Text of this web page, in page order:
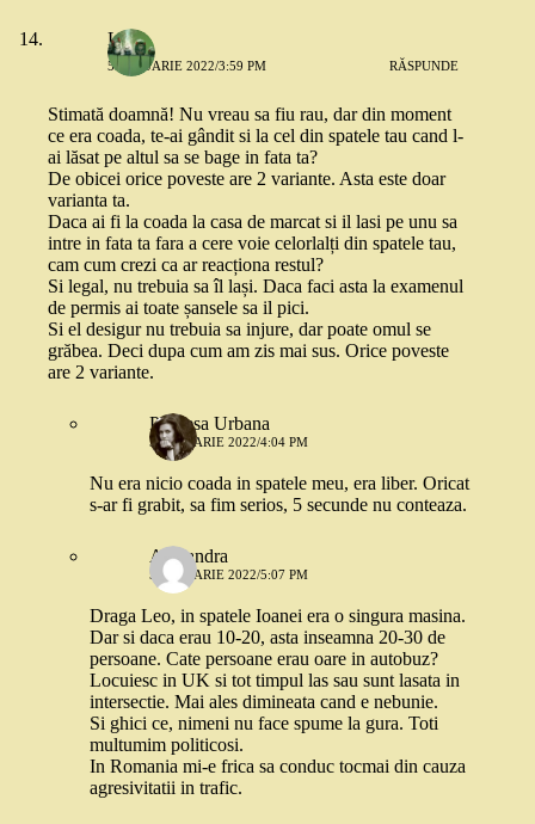
Leo
5 IANUARIE 2022/3:59 PM RĂSPUNDE
Stimată doamnă! Nu vreau sa fiu rau, dar din moment
ce era coada, te-ai gândit si la cel din spatele tau cand l-
ai lăsat pe altul sa se bage in fata ta?
De obicei orice poveste are 2 variante. Asta este doar
varianta ta.
Daca ai fi la coada la casa de marcat si il lasi pe unu sa
intre in fata ta fara a cere voie celorlalți din spatele tau,
cam cum crezi ca ar reacționa restul?
Si legal, nu trebuia sa îl lași. Daca faci asta la examenul
de permis ai toate șansele sa il pici.
Si el desigur nu trebuia sa injure, dar poate omul se
grăbea. Deci dupa cum am zis mai sus. Orice poveste
are 2 variante.
Printesa Urbana
5 IANUARIE 2022/4:04 PM
Nu era nicio coada in spatele meu, era liber. Oricat
s-ar fi grabit, sa fim serios, 5 secunde nu conteaza.
Alexandra
5 IANUARIE 2022/5:07 PM
Draga Leo, in spatele Ioanei era o singura masina.
Dar si daca erau 10-20, asta inseamna 20-30 de
persoane. Cate persoane erau oare in autobuz?
Locuiesc in UK si tot timpul las sau sunt lasata in
intersectie. Mai ales dimineata cand e nebunie.
Si ghici ce, nimeni nu face spume la gura. Toti
multumim politicosi.
In Romania mi-e frica sa conduc tocmai din cauza
agresivitatii in trafic.